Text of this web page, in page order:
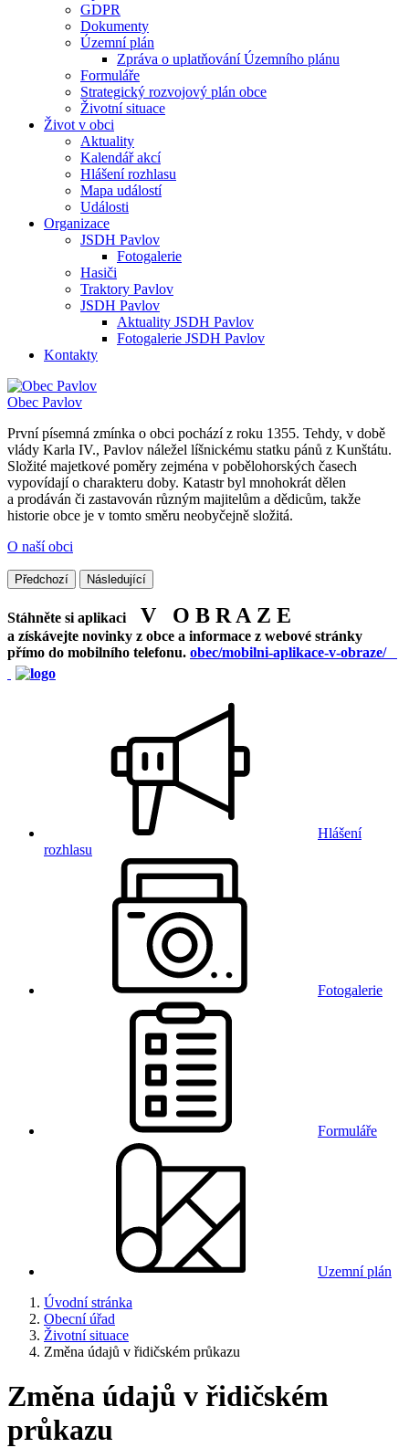
GDPR
Dokumenty
Územní plán
Zpráva o uplatňování Územního plánu
Formuláře
Strategický rozvojový plán obce
Životní situace
Život v obci
Aktuality
Kalendář akcí
Hlášení rozhlasu
Mapa událostí
Události
Organizace
JSDH Pavlov
Fotogalerie
Hasiči
Traktory Pavlov
JSDH Pavlov
Aktuality JSDH Pavlov
Fotogalerie JSDH Pavlov
Kontakty
Obec Pavlov
První písemná zmínka o obci pochází z roku 1355. Tehdy, v době
vlády Karla IV., Pavlov náležel líšnickému statku pánů z Kunštátu.
Složité majetkové poměry zejména v pobělohorských časech
vypovídají o charakteru doby. Katastr byl mnohokrát dělen
a prodáván či zastavován různým majitelům a dědicům, takže
historie obce je v tomto směru neobyčejně složitá.
O naší obci
Předchozí Následující
Stáhněte si aplikaci V O B R A Z E
a získávejte novinky z obce a informace z webové stránky
přímo do mobilního telefonu. obec/mobilni-aplikace-v-obraze/
Hlášení
rozhlasu
Fotogalerie
Formuláře
Uzemní plán
Úvodní stránka
Obecní úřad
Životní situace
Změna údajů v řidičském průkazu
Změna údajů v řidičském
průkazu